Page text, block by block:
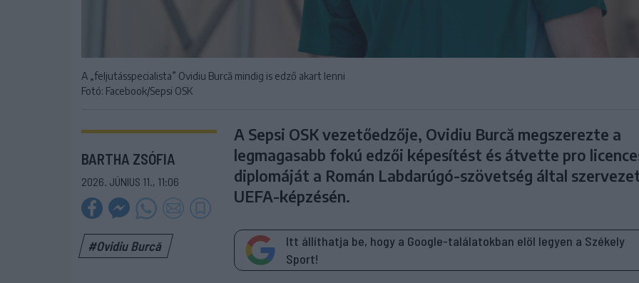
A „feljutásspecialista” Ovidiu Burcă mindig is edző akart lenni
Fotó: Facebook/Sepsi OSK
BARTHA ZSÓFIA
2026. JÚNIUS 11., 11:06
#Ovidiu Burcă
A Sepsi OSK vezetőedzője, Ovidiu Burcă megszerezte a
legmagasabb fokú edzői képesítést és átvette pro
diplomáját a Román Labdarúgó-szövetség által
UEFA-képzésén.
Itt állíthatja be, hogy a Google-találatokban elöl legyen a Székely
Sport!